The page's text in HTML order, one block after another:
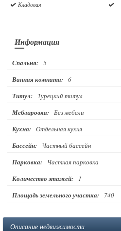
Кладовая
Информация
Спальня: 5
Ванная комната: 6
Титул:
Турецкий титул
Меблировка: Без мебели
Кухня: Отдельная кухня
Бассейн:
Частный бассейн
Парковка:
Частная парковка
Количество этажей:
1
Площадь земельного участка:
740
Описание недвижимости